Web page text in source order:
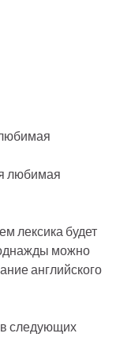
любимая
лексика будет
однажды можно
английского
следующих